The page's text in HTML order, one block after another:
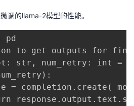
调的llama-2模型的性能。
pd
to get outputs for
str, num_retry: int =
= completion.create(